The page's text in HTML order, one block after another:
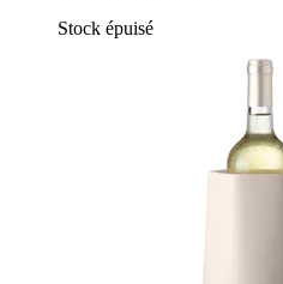
Stock épuisé